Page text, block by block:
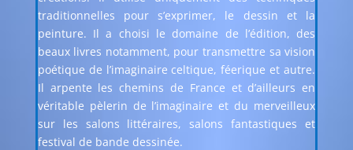
traditionnelles pour s’exprimer, le dessin et la
peinture. Il a choisi le domaine de l’édition, des
beaux livres notamment, pour transmettre sa vision
poétique de l’imaginaire celtique, féerique et autre.
Il arpente les chemins de France et d’ailleurs en
véritable pèlerin de l’imaginaire et du merveilleux
sur les salons littéraires, salons fantastiques et
festival de bande dessinée.